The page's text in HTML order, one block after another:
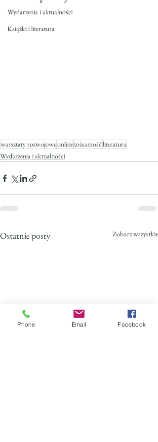
Wydarzenia i aktualności
Książki i literatura
warsztaty rozwojoweonlinetożsamośćliteratura
Wydarzenia i aktualności
Ostatnie posty Zobacz wszystkie
Phone Email Facebook